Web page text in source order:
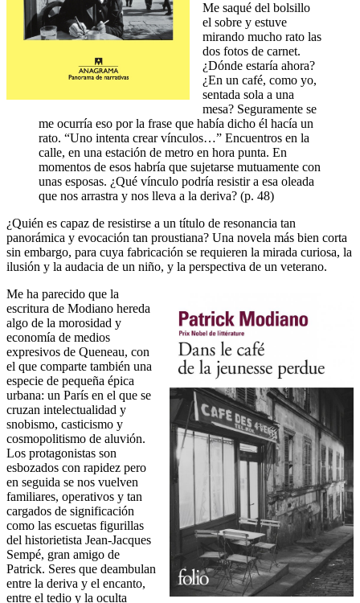
Me saqué del bolsillo
el sobre y estuve
mirando mucho rato las
dos fotos de carnet.
¿Dónde estaría ahora?
¿En un café, como yo,
sentada sola a una
mesa? Seguramente se
me ocurría eso por la frase que había dicho él hacía un
rato. “Uno intenta crear vínculos…” Encuentros en la
calle, en una estación de metro en hora punta. En
momentos de esos habría que sujetarse mutuamente con
unas esposas. ¿Qué vínculo podría resistir a esa oleada
que nos arrastra y nos lleva a la deriva? (p. 48)
¿Quién es capaz de resistirse a un título de resonancia tan
panorámica y evocación tan proustiana? Una novela más bien corta
sin embargo, para cuya fabricación se requieren la mirada curiosa, la
ilusión y la audacia de un niño, y la perspectiva de un veterano.
Me ha parecido que la
escritura de Modiano hereda
algo de la morosidad y
economía de medios
expresivos de Queneau, con
el que comparte también una
especie de pequeña épica
urbana: un París en el que se
cruzan intelectualidad y
snobismo, casticismo y
cosmopolitismo de aluvión.
Los protagonistas son
esbozados con rapidez pero
en seguida se nos vuelven
familiares, operativos y tan
cargados de significación
como las escuetas figurillas
del historietista Jean-Jacques
Sempé, gran amigo de
Patrick. Seres que deambulan
entre la deriva y el encanto,
entre el tedio y la oculta